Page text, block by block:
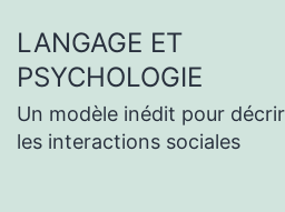
au
contenu
LANGAGE ET
PSYCHOLOGIE
Un modèle inédit pour
les interactions sociales